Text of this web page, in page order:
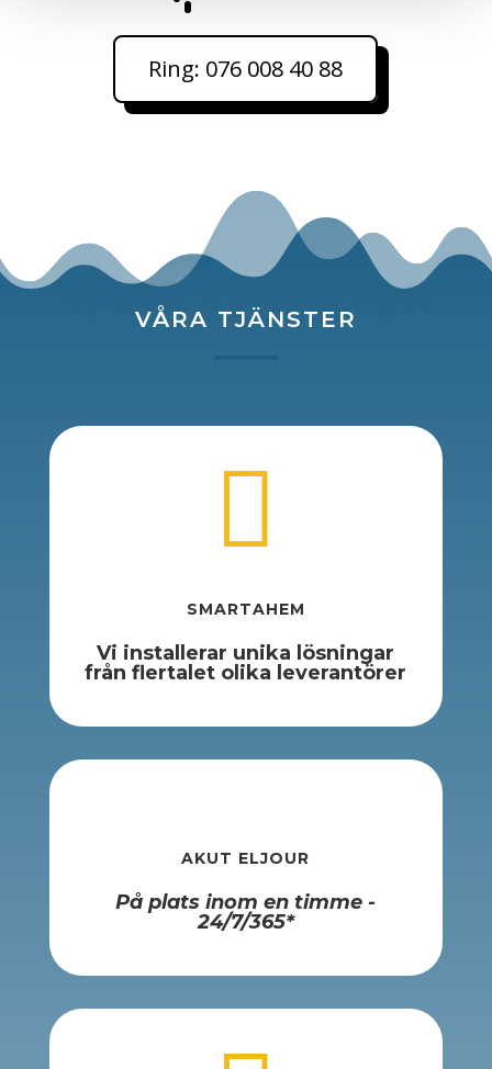
Ring: 076 008 40 88
VÅRA TJÄNSTER
VÅRA TJÄNSTER

SMARTAHEM
Vi installerar unika lösningar
från flertalet olika leverantörer
AKUT ELJOUR
På plats inom en timme -
24/7/365*